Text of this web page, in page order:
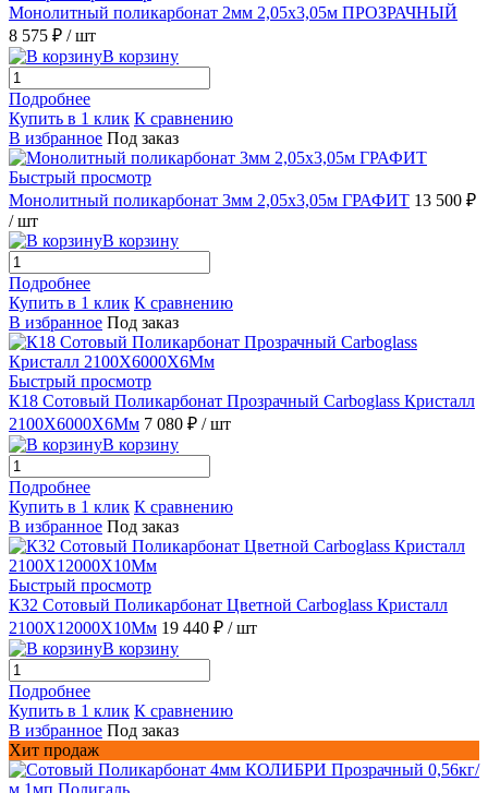
Монолитный поликарбонат 2мм 2,05х3,05м ПРОЗРАЧНЫЙ
8 575 ₽ / шт
В корзину
Подробнее
Купить в 1 клик К сравнению
В избранное Под заказ
Быстрый просмотр
Монолитный поликарбонат 3мм 2,05х3,05м ГРАФИТ 13 500 ₽
/ шт
В корзину
Подробнее
Купить в 1 клик К сравнению
В избранное Под заказ
Быстрый просмотр
К18 Сотовый Поликарбонат Прозрачный Carboglass Кристалл
2100X6000X6Мм 7 080 ₽ / шт
В корзину
Подробнее
Купить в 1 клик К сравнению
В избранное Под заказ
Быстрый просмотр
К32 Сотовый Поликарбонат Цветной Carboglass Кристалл
2100X12000X10Мм 19 440 ₽ / шт
В корзину
Подробнее
Купить в 1 клик К сравнению
В избранное Под заказ
Хит продаж